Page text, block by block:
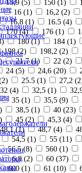
15,9 (5) 150 (1 )
16 (1) 16,2 (2)
16,8 (1) 16.5 (4)
170 (4) 176 (1)
) 180 (1) 184 (1)
198 (2) 198,2 (2)
) 21,7 (1) 22 (2)
24 (5) 24,6 (20)
2) 25.5 (1) 27,2 (2
32 (4) 32,5 (1)
35 (1) 35,5 (9)
) 38,5 (1) 40 (23)
) 45 (2) 45,3 (4)
48,1 (1) 48,7 (4)
54,5 (1) 55 (11)
56.5 (8) 560 (1)
6,9 (2) 60 (37)
600 (1) 61 (10)